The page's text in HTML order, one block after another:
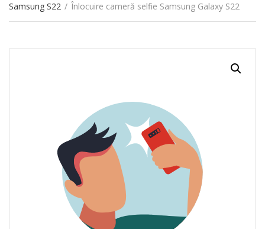
Samsung S22 / Înlocuire cameră selfie Samsung Galaxy S22